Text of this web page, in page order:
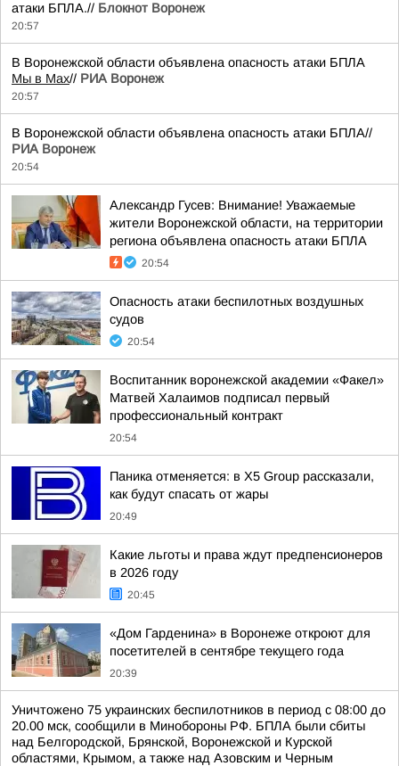
атаки БПЛА.// Блокнот Воронеж
20:57
В Воронежской области объявлена опасность атаки БПЛА
Мы в Мах// РИА Воронеж
20:57
В Воронежской области объявлена опасность атаки БПЛА//
РИА Воронеж
20:54
Александр Гусев: Внимание! Уважаемые
жители Воронежской области, на территории
региона объявлена опасность атаки БПЛА
20:54
Опасность атаки беспилотных воздушных
судов
20:54
Воспитанник воронежской академии «Факел»
Матвей Халаимов подписал первый
профессиональный контракт
20:54
Паника отменяется: в X5 Group рассказали,
как будут спасать от жары
20:49
Какие льготы и права ждут предпенсионеров
в 2026 году
20:45
«Дом Гарденина» в Воронеже откроют для
посетителей в сентябре текущего года
20:39
Уничтожено 75 украинских беспилотников в период с 08:00 до
20.00 мск, сообщили в Минобороны РФ. БПЛА были сбиты
над Белгородской, Брянской, Воронежской и Курской
областями, Крымом, а также над Азовским и Черным